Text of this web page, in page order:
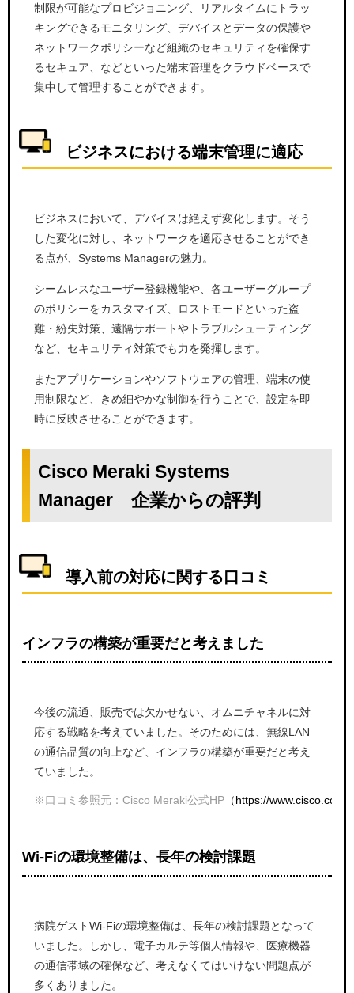
制限が可能なプロビジョニング、リアルタイムにトラッ
キングできるモニタリング、デバイスとデータの保護や
ネットワークポリシーなど組織のセキュリティを確保す
るセキュア、などといった端末管理をクラウドベースで
集中して管理することができます。
ビジネスにおける端末管理に適応
ビジネスにおいて、デバイスは絶えず変化します。そう
した変化に対し、ネットワークを適応させることができ
る点が、Systems Managerの魅力。
シームレスなユーザー登録機能や、各ユーザーグループ
のポリシーをカスタマイズ、ロストモードといった盗
難・紛失対策、遠隔サポートやトラブルシューティング
など、セキュリティ対策でも力を発揮します。
またアプリケーションやソフトウェアの管理、端末の使
用制限など、きめ細やかな制御を行うことで、設定を即
時に反映させることができます。
Cisco Meraki Systems
Manager 企業からの評判
導入前の対応に関する口コミ
インフラの構築が重要だと考えました
今後の流通、販売では欠かせない、オムニチャネルに対
応する戦略を考えていました。そのためには、無線LAN
の通信品質の向上など、インフラの構築が重要だと考え
ていました。
※口コミ参照元：Cisco Meraki公式HP （https://
Wi-Fiの環境整備は、長年の検討課題
病院ゲストWi-Fiの環境整備は、長年の検討課題となって
いました。しかし、電子カルテ等個人情報や、医療機器
の通信帯域の確保など、考えなくてはいけない問題点が
多くありました。